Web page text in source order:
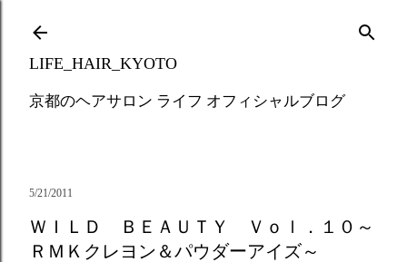
LIFE_HAIR_KYOTO
京都のヘアサロン ライフ オフィシャルブログ
5/21/2011
ＷＩＬＤ ＢＥＡＵＴＹ Ｖｏｌ．１０～
ＲＭＫクレヨン＆パウダーアイズ～